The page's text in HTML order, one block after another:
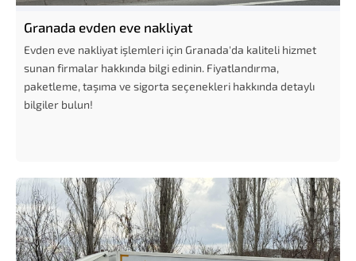
Granada evden eve nakliyat
Evden eve nakliyat işlemleri için Granada'da kaliteli hizmet
sunan firmalar hakkında bilgi edinin. Fiyatlandırma,
paketleme, taşıma ve sigorta seçenekleri hakkında detaylı
bilgiler bulun!